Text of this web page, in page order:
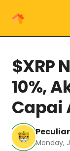
$XRP
10%,
Capai
Monday,